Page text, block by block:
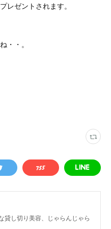
レゼントされます。
・・。
貸し切り美容、じゃらんじゃら